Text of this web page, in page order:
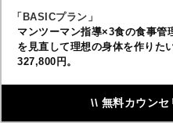
「BASICプラン」
マンツーマン指導×3食の食事管
を見直して理想の身体を作りた
327,800円。
\\ 無料カウン